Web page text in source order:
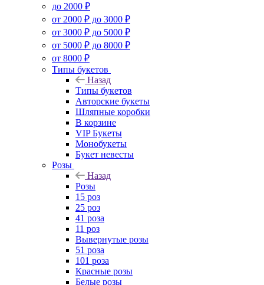
до 2000 ₽
от 2000 ₽ до 3000 ₽
от 3000 ₽ до 5000 ₽
от 5000 ₽ до 8000 ₽
от 8000 ₽
Типы букетов
Назад
Типы букетов
Авторские букеты
Шляпные коробки
В корзине
VIP Букеты
Монобукеты
Букет невесты
Розы
Назад
Розы
15 роз
25 роз
41 роза
11 роз
Вывернутые розы
51 роза
101 роза
Красные розы
Белые розы